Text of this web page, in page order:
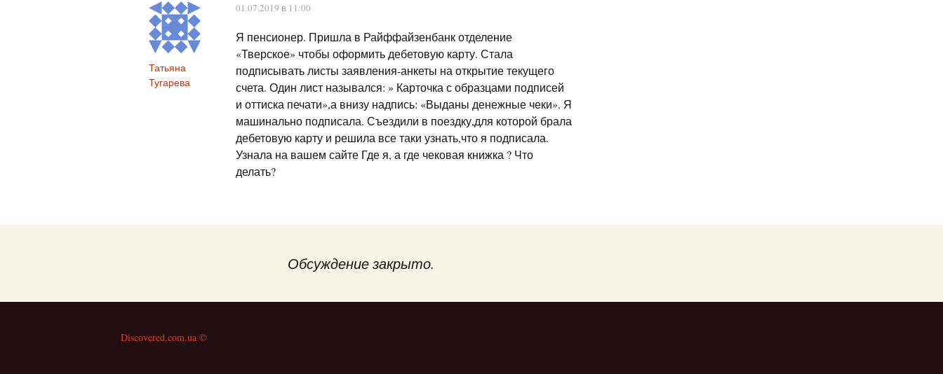
Татьяна
Тугарева
01.07.2019 в 11:00
Я пенсионер. Пришла в Райффайзенбанк отделение
«Тверское» чтобы оформить дебетовую карту. Стала
подписывать листы заявления-анкеты на открытие текущего
счета. Один лист назывался: » Карточка с образцами подписей
и оттиска печати»,а внизу надпись: «Выданы денежные чеки». Я
машинально подписала. Съездили в поездку,для которой брала
дебетовую карту и решила все таки узнать,что я подписала.
Узнала на вашем сайте Где я, а где чековая книжка ? Что
делать?
Обсуждение закрыто.
Discovered.com.ua ©